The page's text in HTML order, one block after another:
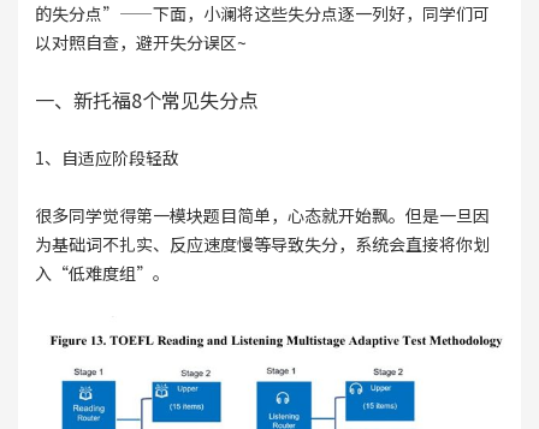
的失分点”——下面，小澜将这些失分点逐一列好，同学们可
以对照自查，避开失分误区~
一、新托福8个常见失分点
1、自适应阶段轻敌
很多同学觉得第一模块题目简单，心态就开始飘。但是一旦因
为基础词不扎实、反应速度慢等导致失分，系统会直接将你划
入“低难度组”。